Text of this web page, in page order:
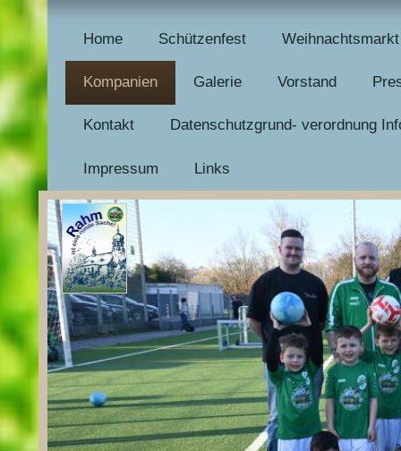
Home Schützenfest Weihnachtsmarkt
Kompanien Galerie Vorstand
Kontakt Datenschutzgrund- verordnung
Impressum Links